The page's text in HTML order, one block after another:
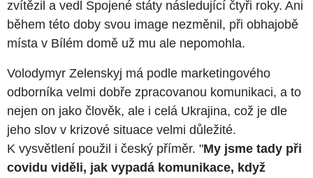
zvítězil a vedl Spojené státy následující čtyři roky. Ani
během této doby svou image nezměnil, při obhajobě
místa v Bílém domě už mu ale nepomohla.
Volodymyr Zelenskyj má podle marketingového
odborníka velmi dobře zpracovanou komunikaci, a to
nejen on jako člověk, ale i celá Ukrajina, což je dle
jeho slov v krizové situace velmi důležité.
K vysvětlení použil i český příměr. "My jsme tady při
covidu viděli, jak vypadá komunikace, když